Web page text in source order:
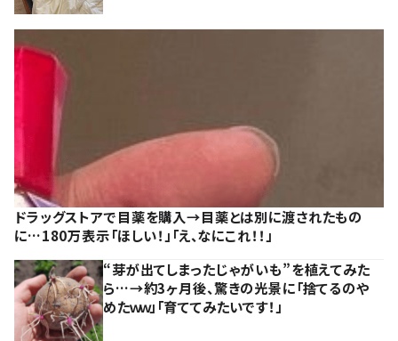
ドラッグストアで目薬を購入→目薬とは別に渡されたもの
に…180万表示「ほしい！」「え、なにこれ！！」
“芽が出てしまったじゃがいも”を植えてみた
ら…→約3ヶ月後、驚きの光景に「捨てるのや
めたｗｗ」「育ててみたいです！」